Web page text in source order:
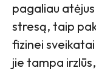
pagaliau
stresą, taip
fizinei
jie tampa